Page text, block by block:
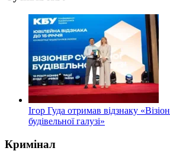
Ігор Гуда отримав відзнаку
будівельної галузі»
Кримінал